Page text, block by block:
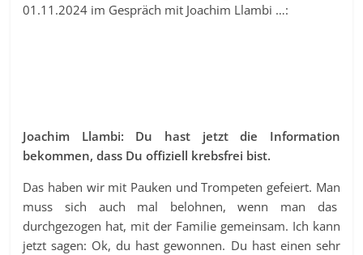
01.11.2024 im Gespräch mit Joachim Llambi …:
Joachim Llambi: Du hast jetzt die Information
bekommen, dass Du offiziell krebsfrei bist.
Das haben wir mit Pauken und Trompeten gefeiert. Man
muss sich auch mal belohnen, wenn man das
durchgezogen hat, mit der Familie gemeinsam. Ich kann
jetzt sagen: Ok, du hast gewonnen. Du hast einen sehr